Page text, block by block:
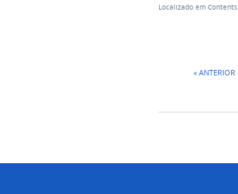
Localizado em Contents
« ANTERIOR